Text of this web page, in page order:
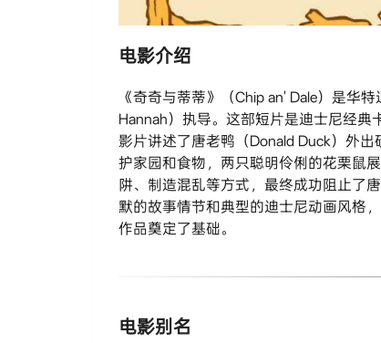
电影介绍
《奇奇与蒂蒂》（Chip an' Dale）是华
Hannah）执导。这部短片是迪士尼经典
影片讲述了唐老鸭（Donald Duck）外
护家园和食物，两只聪明伶俐的花栗鼠
阱、制造混乱等方式，最终成功阻止了
默的故事情节和典型的迪士尼动画风格
作品奠定了基础。
电影别名